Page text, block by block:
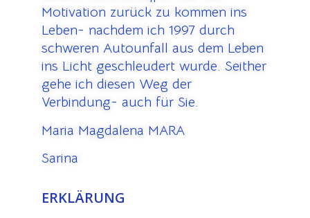
Motivation zurück zu kommen ins
Leben- nachdem ich 1997 durch
schweren Autounfall aus dem Leben
ins Licht geschleudert wurde. Seither
gehe ich diesen Weg der
Verbindung- auch für Sie.
Maria Magdalena MARA
Sarina
ERKLÄRUNG